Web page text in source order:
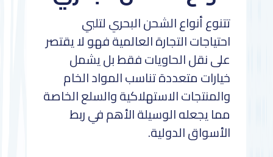
تتنوع أنواع الشحن البحري لتلبي
احتياجات التجارة العالمية فهو لا يقتصر
على نقل الحاويات فقط بل يشمل
خيارات متعددة تناسب المواد الخام
والمنتجات الاستهلاكية والسلع الخاصة
مما يجعله الوسيلة الأهم في ربط
الأسواق الدولية.